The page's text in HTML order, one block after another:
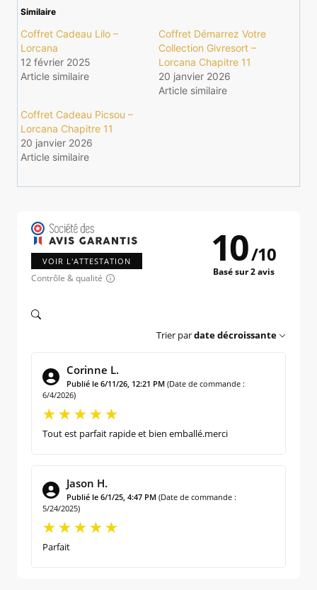
Similaire
Coffret Cadeau Lilo –
Lorcana
12 février 2025
Article similaire
Coffret Démarrez Votre
Collection Givresort –
Lorcana Chapitre 11
20 janvier 2026
Article similaire
Coffret Cadeau Picsou –
Lorcana Chapitre 11
20 janvier 2026
Article similaire
VOIR L'ATTESTATION
Contrôle & qualité
10/10
Basé sur 2 avis
Trier pardate décroissante
Corinne L.
Publié le 6/11/26, 12:21 PM (Date de commande :
6/4/2026)
Tout est parfait rapide et bien emballé.merci
Jason H.
Publié le 6/1/25, 4:47 PM (Date de commande :
5/24/2025)
Parfait